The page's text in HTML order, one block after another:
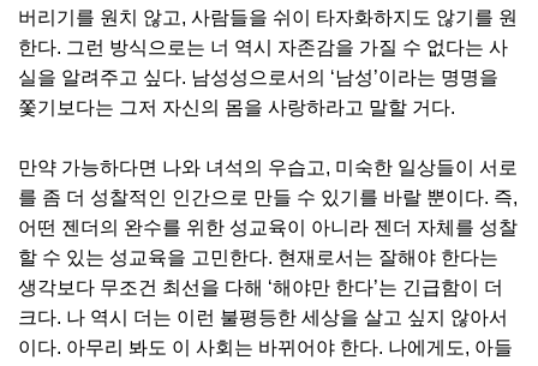
버리기를 원치 않고, 사람들을 쉬이 타자화하지도 않기를 원
한다. 그런 방식으로는 너 역시 자존감을 가질 수 없다는 사
실을 알려주고 싶다. 남성성으로서의 ‘남성’이라는 명명을
쫓기보다는 그저 자신의 몸을 사랑하라고 말할 거다.
만약 가능하다면 나와 녀석의 우습고, 미숙한 일상들이 서로
를 좀 더 성찰적인 인간으로 만들 수 있기를 바랄 뿐이다. 즉,
어떤 젠더의 완수를 위한 성교육이 아니라 젠더 자체를 성찰
할 수 있는 성교육을 고민한다. 현재로서는 잘해야 한다는
생각보다 무조건 최선을 다해 ‘해야만 한다’는 긴급함이 더
크다. 나 역시 더는 이런 불평등한 세상을 살고 싶지 않아서
이다. 아무리 봐도 이 사회는 바뀌어야 한다. 나에게도, 아들